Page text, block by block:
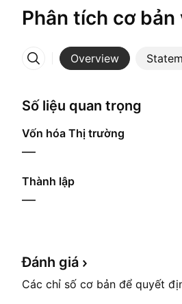
Phân tích cơ
Overview
More
Số liệu quan trọng
Vốn hóa Thị trường
—
Thành lập
—
Đánh giá
Các chỉ số cơ bản để quyết